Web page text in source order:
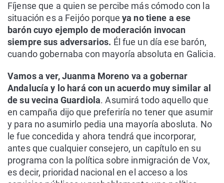
Fíjense que a quien se percibe más cómodo con la
situación es a Feijóo porqueya no tiene a ese
barón cuyo ejemplo de moderación invocan
siempre sus adversarios. Él fue un día ese barón,
cuando gobernaba con mayoría absoluta en Galicia.
Vamos a ver, Juanma Moreno va a gobernar
Andalucía y lo hará con un acuerdo muy similar al
de su vecina Guardiola. Asumirá todo aquello que
en campaña dijo que preferiría no tener que asumir
y para no asumirlo pedia una mayoría abosluta. No
le fue concedida y ahora tendrá que incorporar,
antes que cualquier consejero, un capítulo en su
programa con la política sobre inmigración de Vox,
es decir, prioridad nacional en el acceso a los